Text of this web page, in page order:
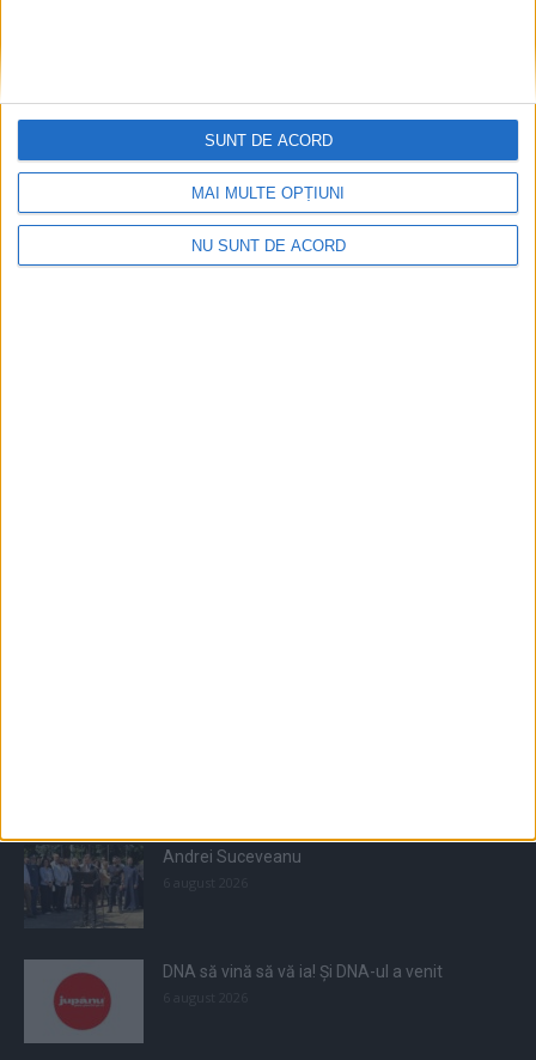
MAI MULTE OPȚIUNI
NU SUNT DE ACORD
SUNT DE ACORD
Andrei Suceveanu
DNA să vină să vă ia! Și DNA-ul a venit